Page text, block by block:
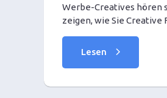
Werbe-Creatives hören
zeigen, wie Sie Creative
verschwenden.
Lesen